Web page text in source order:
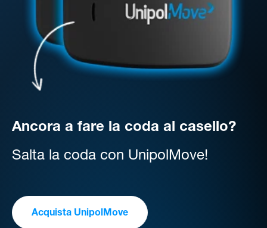
Ancora a fare la coda al casello?
Salta la coda con UnipolMove!
Acquista UnipolMove